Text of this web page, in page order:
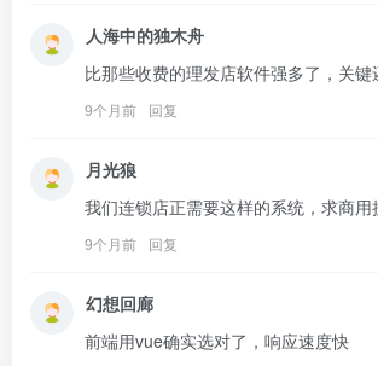
人海中的独木舟
比那些收费的理发店软件强多了，关键
9个月前 回复
月光狼
我们连锁店正需要这样的系统，求商用
9个月前 回复
幻想回廊
前端用vue确实选对了，响应速度快